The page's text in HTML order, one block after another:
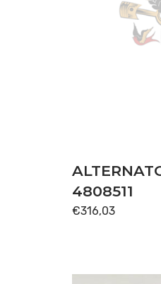
IMPIANTO
IMPIANTO
4808511
€316,03